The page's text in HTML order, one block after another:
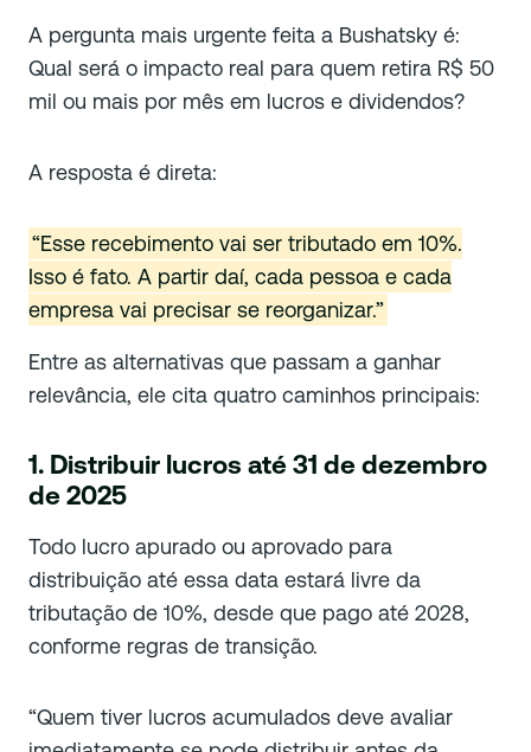
A pergunta mais urgente feita a Bushatsky é:
Qual será o impacto real para quem retira R$ 50
mil ou mais por mês em lucros e dividendos?
A resposta é direta:
“Esse recebimento vai ser tributado em 10%.
Isso é fato. A partir daí, cada pessoa e cada
empresa vai precisar se reorganizar.”
Entre as alternativas que passam a ganhar
relevância, ele cita quatro caminhos principais:
1. Distribuir lucros até 31 de dezembro
de 2025
Todo lucro apurado ou aprovado para
distribuição até essa data estará livre da
tributação de 10%, desde que pago até 2028,
conforme regras de transição.
“Quem tiver lucros acumulados deve avaliar